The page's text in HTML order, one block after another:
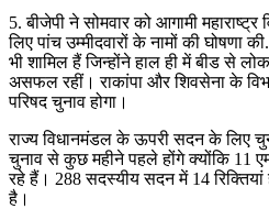
5. बीजेपी ने सोमवार को आगामी महाराष्ट्र
लिए पांच उम्मीदवारों के नामों की घोषणा
भी शामिल हैं जिन्होंने हाल ही में बीड से
असफल रहीं। राकांपा और शिवसेना के
परिषद चुनाव होगा।
राज्य विधानमंडल के ऊपरी सदन के लिए
चुनाव से कुछ महीने पहले होंगे क्योंकि 11
रहे हैं। 288 सदस्यीय सदन में 14
है।